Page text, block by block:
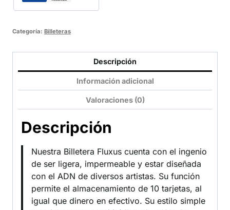
Categoría: Billeteras
Descripción
Información adicional
Valoraciones (0)
Descripción
Nuestra Billetera Fluxus cuenta con el ingenio
de ser ligera, impermeable y estar diseñada
con el ADN de diversos artistas. Su función
permite el almacenamiento de 10 tarjetas, al
igual que dinero en efectivo. Su estilo simple